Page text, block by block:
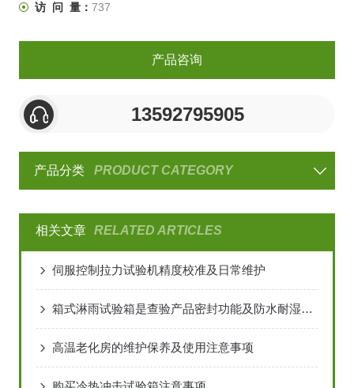
访 问 量： 737
产品咨询
13592795905
产品分类 PRODUCT CATEGORY
相关文章 RELATED ARTICLES
伺服控制拉力试验机精度校准及日常维护
箱式淋雨试验箱是查验产品密封功能及防水耐湿功能的仪器
高温老化房的维护保养及使用注意事项